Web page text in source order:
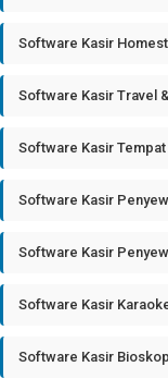
Software Kasir
Software Kasir Travel
Software Kasir Tempat
Software Kasir
Software Kasir
Software Kasir
Software Kasir